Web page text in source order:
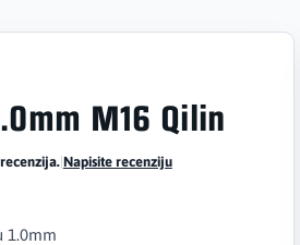
M16 Qilin
|Napisite recenziju
1.0mm